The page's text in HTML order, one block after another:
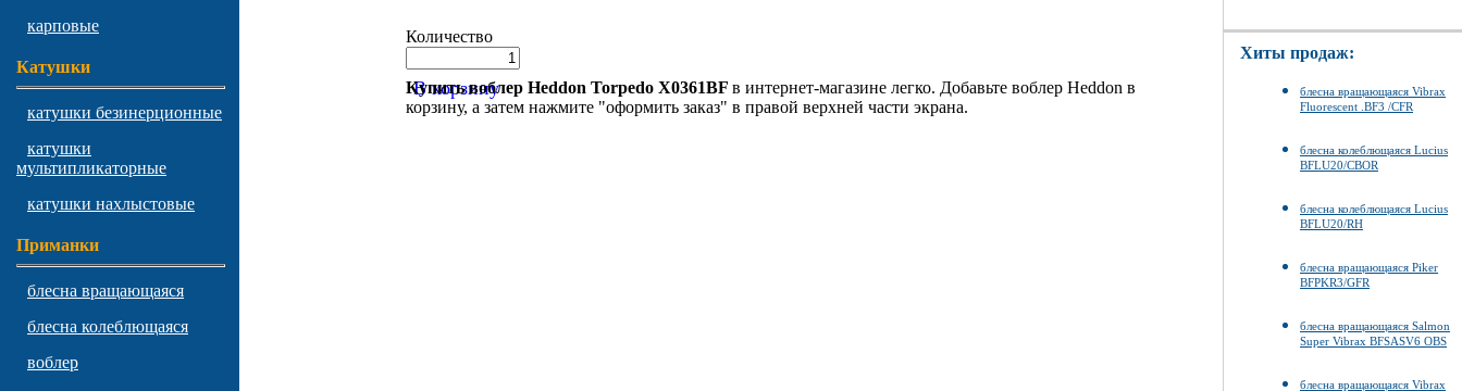
карповые
Катушки
катушки безинерционные
катушки
мультипликаторные
катушки нахлыстовые
Приманки
блесна вращающаяся
блесна колеблющаяся
воблер
Количество
В корзину
Купить воблер Heddon Torpedo X0361BF в интернет-магазине легко. Добавьте воблер Heddon в
корзину, а затем нажмите "оформить заказ" в правой верхней части экрана.
Хиты продаж:
блесна вращающаяся Vibrax
Fluorescent .BF3 /CFR
блесна колеблющаяся Lucius
BFLU20/CBOR
блесна колеблющаяся Lucius
BFLU20/RH
блесна вращающаяся Piker
BFPKR3/GFR
блесна вращающаяся Salmon
Super Vibrax BFSASV6 OBS
блесна вращающаяся Vibrax